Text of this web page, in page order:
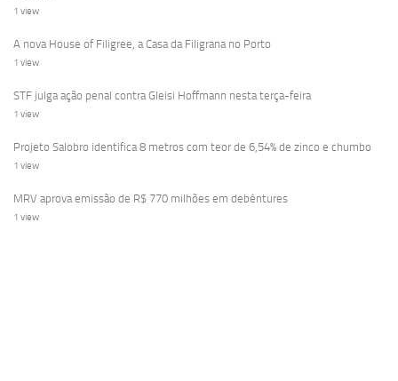
1 view
A nova House of Filigree, a Casa da Filigrana no Porto
1 view
STF julga ação penal contra Gleisi Hoffmann nesta terça-feira
1 view
Projeto Salobro identifica 8 metros com teor de 6,54% de zinco e chumbo
1 view
MRV aprova emissão de R$ 770 milhões em debêntures
1 view